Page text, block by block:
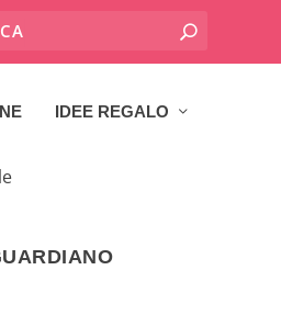
IDEE REGALO